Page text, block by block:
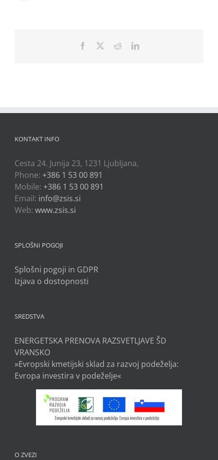
Facebook RedditLinkedIn
KONTAKT INFO
Cesta 24. Junija 23, 1231 Ljubljana,
Phone: +386 1 53 00 891
Mobile: +386 1 53 00 891
Email: info@zsis.si
Web: www.zsis.si
SPLOŠNI POGOJI
Splošni pogoji in GDPR
Izjava o dostopnosti
SREDSTVA
ENERGETSKA PRENOVA RAZSVETLJAVE ŠD
VRANSKO
»Evropski kmetijski sklad za razvoj podeželja:
Evropa investira v podeželje«
O ZVEZI